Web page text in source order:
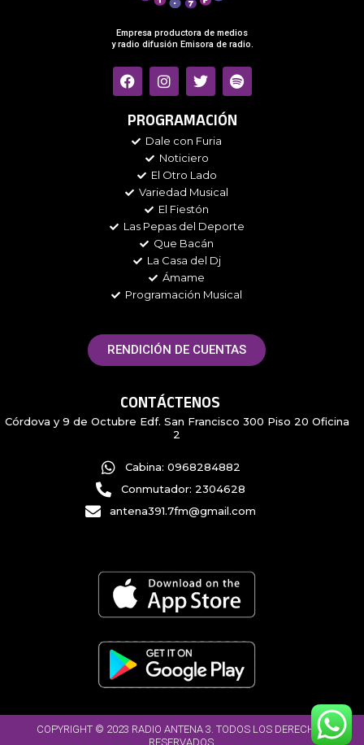
Empresa productora de medios
y radio difusión Emisora de radio.
F
a
e
o
I
n
t
g
r
a
m
T
w
t
e
r
S
p
t
PROGRAMACIÓN
Dale con Furia
Noticiero
El Otro Lado
Variedad Musical
El Fiestón
Las Pepas del Deporte
Que Bacán
La Casa del Dj
Ámame
Programación Musical
RENDICIÓN DE CUENTAS
CONTÁCTENOS
Córdova y 9 de Octubre Edf. San Francisco 300 Piso 20 Oficina
2
Cabina: 0968284882
Conmutador: 2304628
antena391.7fm@gmail.com
COPYRIGHT © 2023 RADIO ANTENA 3. TODOS LOS DERECHOS
RESERVADOS.